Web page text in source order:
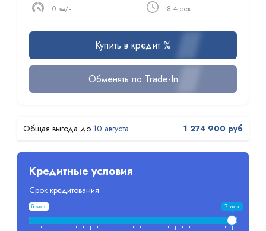
0 км/ч
8.4 сек.
Купить в кредит %
Обменять по Trade-In
10 августа 1 274 900 руб
Кредитные условия
Срок кредитования
6 мес 7 лет